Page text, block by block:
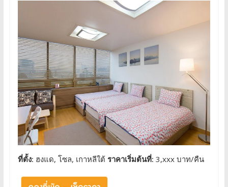
ที่ตั้ง: ฮงแด, โซล, เกาหลีใต้ ราคาเริ่มต้นที่: 3,xxx บาท/คืน